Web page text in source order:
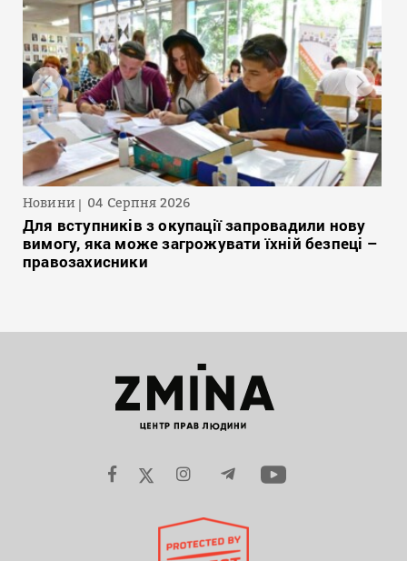
Новини 04 Серпня 2026
Для вступників з окупації запровадили нову
вимогу, яка може загрожувати їхній безпеці –
правозахисники